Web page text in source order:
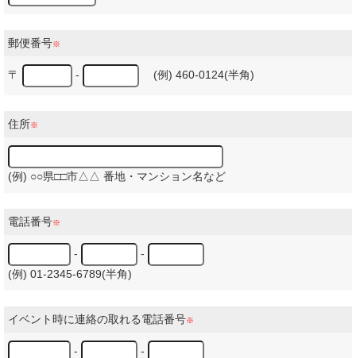
郵便番号※
〒 - (例) 460-0124(半角)
住所※
(例) ○○県□□市△△ 番地・マンション名など
電話番号※
-
-
(例) 01-2345-6789(半角)
イベント時に連絡の取れる電話番号※
-
-